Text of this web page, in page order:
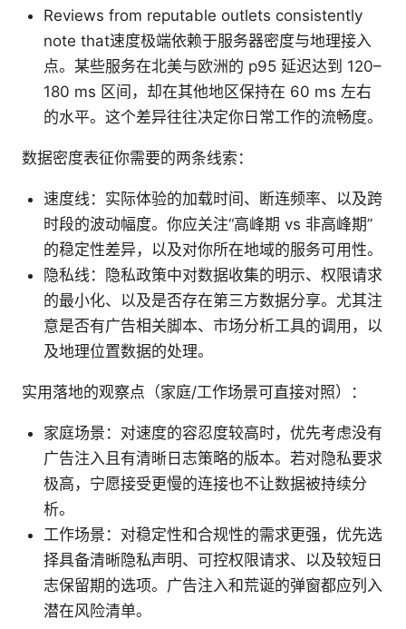
Reviews from reputable outlets consistently
note that速度极端依赖于服务器密度与地理接入
点。某些服务在北美与欧洲的 p95 延迟达到 120–
180 ms 区间，却在其他地区保持在 60 ms 左右
的水平。这个差异往往决定你日常工作的流畅度。
数据密度表征你需要的两条线索：
速度线：实际体验的加载时间、断连频率、以及跨
时段的波动幅度。你应关注“高峰期 vs 非高峰期”
的稳定性差异，以及对你所在地域的服务可用性。
隐私线：隐私政策中对数据收集的明示、权限请求
的最小化、以及是否存在第三方数据分享。尤其注
意是否有广告相关脚本、市场分析工具的调用，以
及地理位置数据的处理。
实用落地的观察点（家庭/工作场景可直接对照）：
家庭场景：对速度的容忍度较高时，优先考虑没有
广告注入且有清晰日志策略的版本。若对隐私要求
极高，宁愿接受更慢的连接也不让数据被持续分
析。
工作场景：对稳定性和合规性的需求更强，优先选
择具备清晰隐私声明、可控权限请求、以及较短日
志保留期的选项。广告注入和荒诞的弹窗都应列入
潜在风险清单。